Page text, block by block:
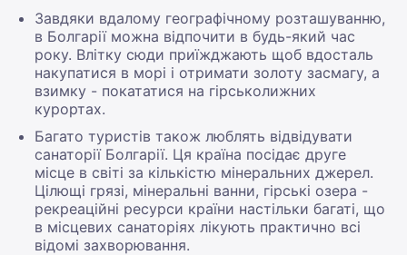
Завдяки вдалому географічному розташуванню,
в Болгарії можна відпочити в будь-який час
року. Влітку сюди приїжджають щоб вдосталь
накупатися в морі і отримати золоту засмагу, а
взимку - покататися на гірськолижних
курортах.
Багато туристів також люблять відвідувати
санаторії Болгарії. Ця країна посідає друге
місце в світі за кількістю мінеральних джерел.
Цілющі грязі, мінеральні ванни, гірські озера -
рекреаційні ресурси країни настільки багаті, що
в місцевих санаторіях лікують практично всі
відомі захворювання.